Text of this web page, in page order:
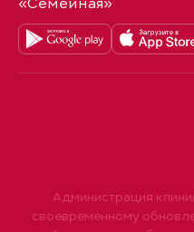
Администрация
своевременному